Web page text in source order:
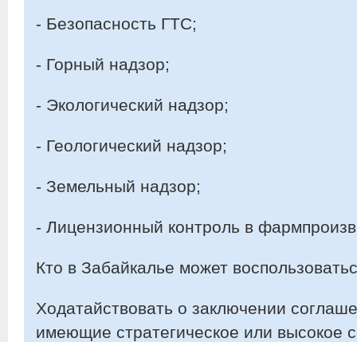
- Безопасность ГТС;
- Горный надзор;
- Экологический надзор;
- Геологический надзор;
- Земельный надзор;
- Лицензионный контроль в
Кто в Забайкалье может
Ходатайствовать о заключении
имеющие стратегическое или высокое